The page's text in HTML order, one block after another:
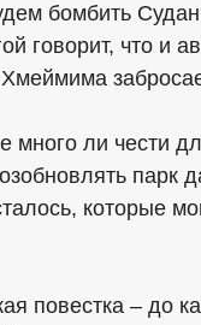
бомбить
говорит, что и
ли чести
парк
которые
повестка – до